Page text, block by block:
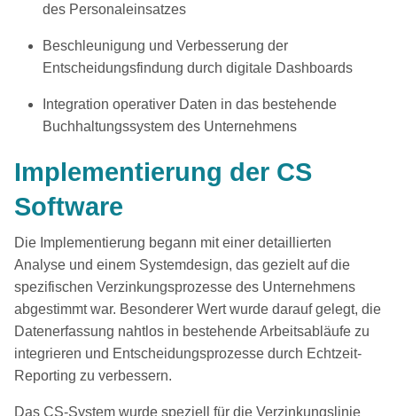
des Personaleinsatzes
Beschleunigung und Verbesserung der
Entscheidungsfindung durch digitale Dashboards
Integration operativer Daten in das bestehende
Buchhaltungssystem des Unternehmens
Implementierung der CS
Software
Die Implementierung begann mit einer detaillierten
Analyse und einem Systemdesign, das gezielt auf die
spezifischen Verzinkungsprozesse des Unternehmens
abgestimmt war. Besonderer Wert wurde darauf gelegt, die
Datenerfassung nahtlos in bestehende Arbeitsabläufe zu
integrieren und Entscheidungsprozesse durch Echtzeit-
Reporting zu verbessern.
Das CS-System wurde speziell für die Verzinkungslinie